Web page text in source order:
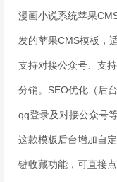
漫画小说系统苹果
发的苹果CMS模板，
支持对接公众号、支
分销。SEO优化（后
qq登录及对接公众号
这款模板后台增加自
键收藏功能，可直接